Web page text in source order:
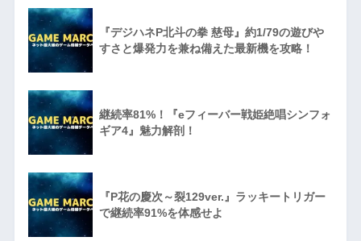
『デジハネP北斗の拳 慈母』約1/79の遊びや
すさと爆発力を兼ね備えた最新機を攻略！
継続率81%！『eフィーバー戦姫絶唱シンフォ
ギア4』魅力解剖！
『P花の慶次～裂129ver.』ラッキートリガー
で継続率91%を体感せよ